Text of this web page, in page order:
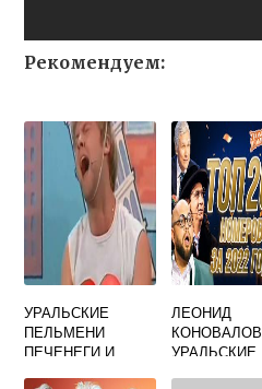
Рекомендуем:
УРАЛЬСКИЕ
ПЕЛЬМЕНИ
ПЕЧЕНЕГИ И
ЛЕОНИД
КОНОВАЛОВ
УРАЛЬСКИЕ